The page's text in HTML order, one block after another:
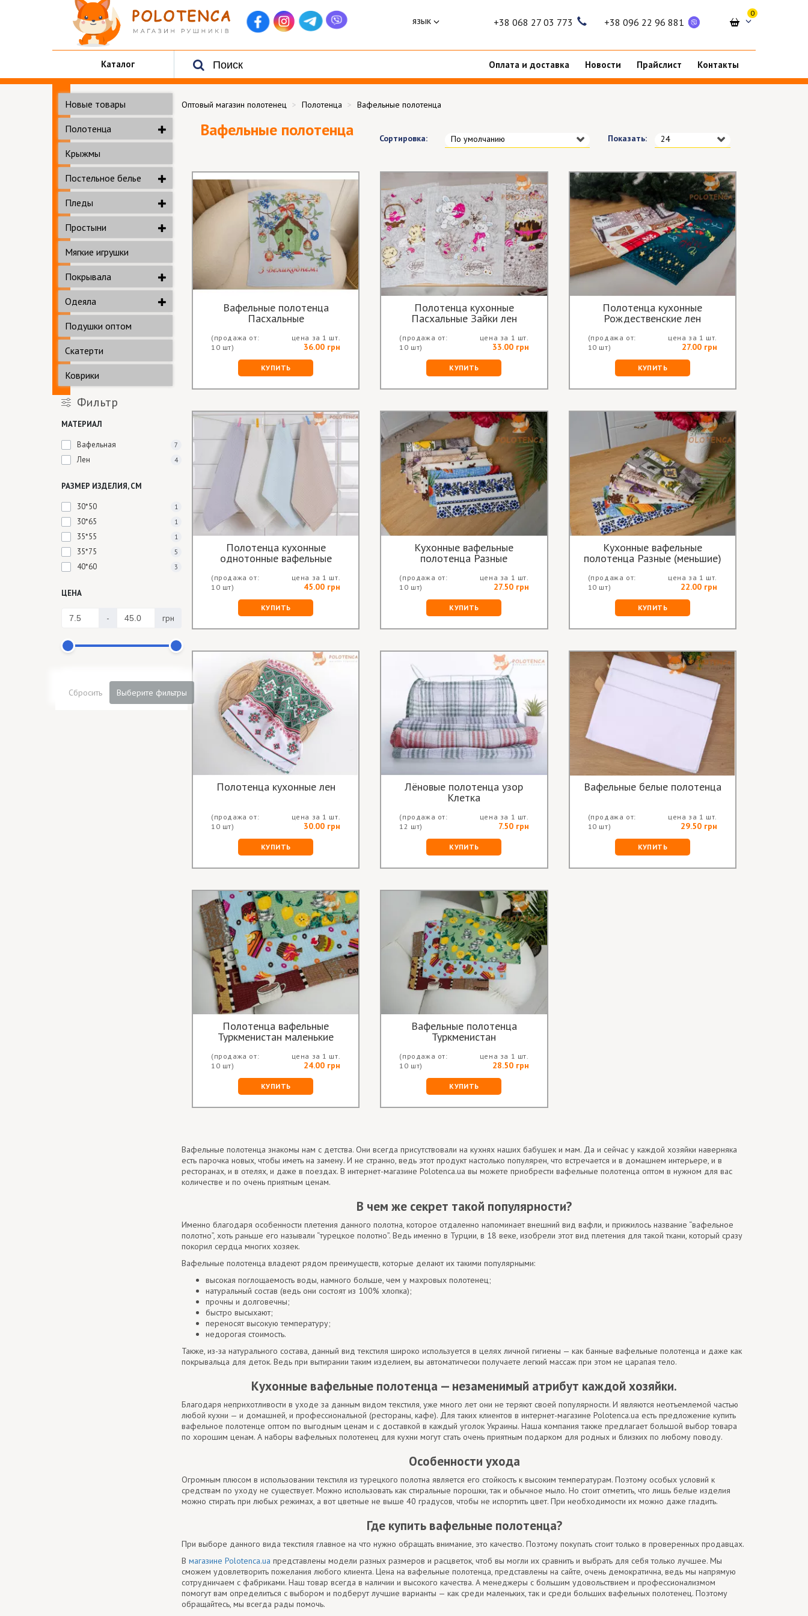
язык +38 068 27 03 773 +38 096 22 96 881
0
Каталог Оплата и доставка Новости Прайслист Контакты
Новые товары
Полотенца
Крыжмы
Постельное белье
Пледы
Простыни
Мягкие игрушки
Покрывала
Одеяла
Подушки оптом
Скатерти
Коврики
Фильтр
МАТЕРИАЛ
Вафельная
7
Лен 4
РАЗМЕР ИЗДЕЛИЯ, СМ
30*50
1
30*65 1
35*55 1
35*75 5
40*60 3
ЦЕНА
- грн
Сбросить Выберите фильтры
Оптовый магазин полотенец Полотенца Вафельные полотенца
Вафельные полотенца Сортировка: По умолчанию Показать: 24
Вафельные полотенца
Пасхальные
(продажа от:
10 шт)
цена за 1 шт.
36.00 грн
КУПИТЬ
Полотенца кухонные
Пасхальные Зайки лен
(продажа от:
10 шт)
цена за 1 шт.
33.00 грн
КУПИТЬ
Полотенца кухонные
Рождественские лен
(продажа от:
10 шт)
цена за 1 шт.
27.00 грн
КУПИТЬ
Полотенца кухонные
однотонные вафельные
(продажа от:
10 шт)
цена за 1 шт.
45.00 грн
КУПИТЬ
Кухонные вафельные
полотенца Разные
(продажа от:
10 шт)
цена за 1 шт.
27.50 грн
КУПИТЬ
Кухонные вафельные
полотенца Разные (меньшие)
(продажа от:
10 шт)
цена за 1 шт.
22.00 грн
КУПИТЬ
Полотенца кухонные лен
(продажа от:
10 шт)
цена за 1 шт.
30.00 грн
КУПИТЬ
Лёновые полотенца узор
Клетка
(продажа от:
12 шт)
цена за 1 шт.
7.50 грн
КУПИТЬ
Вафельные белые полотенца
(продажа от:
10 шт)
цена за 1 шт.
29.50 грн
КУПИТЬ
Полотенца вафельные
Туркменистан маленькие
(продажа от:
10 шт)
цена за 1 шт.
24.00 грн
КУПИТЬ
Вафельные полотенца
Туркменистан
(продажа от:
10 шт)
цена за 1 шт.
28.50 грн
КУПИТЬ
Вафельные полотенца знакомы нам с детства. Они всегда присутствовали на кухнях наших бабушек и мам. Да и сейчас у каждой хозяйки наверняка
есть парочка новых, чтобы иметь на замену. И не странно, ведь этот продукт настолько популярен, что встречается и в домашнем интерьере, и в
ресторанах, и в отелях, и даже в поездах. В интернет-магазине Polotenca.ua вы можете приобрести вафельные полотенца оптом в нужном для вас
количестве и по очень приятным ценам.
В чем же секрет такой популярности?
Именно благодаря особенности плетения данного полотна, которое отдаленно напоминает внешний вид вафли, и прижилось название “вафельное
полотно”, хоть раньше его называли “турецкое полотно”. Ведь именно в Турции, в 18 веке, изобрели этот вид плетения для такой ткани, который сразу
покорил сердца многих хозяек.
Вафельные полотенца владеют рядом преимуществ, которые делают их такими популярными:
высокая поглощаемость воды, намного больше, чем у махровых полотенец;
натуральный состав (ведь они состоят из 100% хлопка);
прочны и долговечны;
быстро высыхают;
переносят высокую температуру;
недорогая стоимость.
Также, из-за натурального состава, данный вид текстиля широко используется в целях личной гигиены — как банные вафельные полотенца и даже как
покрывальца для деток. Ведь при вытирании таким изделием, вы автоматически получаете легкий массаж при этом не царапая тело.
Кухонные вафельные полотенца — незаменимый атрибут каждой хозяйки.
Благодаря неприхотливости в уходе за данным видом текстиля, уже много лет они не теряют своей популярности. И являются неотъемлемой частью
любой кухни — и домашней, и профессиональной (рестораны, кафе). Для таких клиентов в интернет-магазине Polotenca.ua есть предложение купить
вафельное полотенце оптом по выгодным ценам и с доставкой в каждый уголок Украины. Наша компания также предлагает большой выбор товара
по хорошим ценам. А наборы вафельных полотенец для кухни могут стать очень приятным подарком для родных и близких по любому поводу.
Особенности ухода
Огромным плюсом в использовании текстиля из турецкого полотна является его стойкость к высоким температурам. Поэтому особых условий к
средствам по уходу не существует. Можно использовать как стиральные порошки, так и обычное мыло. Но стоит отметить, что лишь белые изделия
можно стирать при любых режимах, а вот цветные не выше 40 градусов, чтобы не испортить цвет. При необходимости их можно даже гладить.
Где купить вафельные полотенца?
При выборе данного вида текстиля главное на что нужно обращать внимание, это качество. Поэтому покупать стоит только в проверенных продавцах.
В магазине Polotenca.ua представлены модели разных размеров и расцветок, чтоб вы могли их сравнить и выбрать для себя только лучшее. Мы
сможем удовлетворить пожелания любого клиента. Цена на вафельные полотенца, представлены на сайте, очень демократична, ведь мы напрямую
сотрудничаем с фабриками. Наш товар всегда в наличии и высокого качества. А менеджеры с большим удовольствием и профессионализмом
помогут вам определиться с выбором и подберут лучшие варианты — как среди маленьких, так и среди больших вафельных полотенец. Поэтому
обращайтесь, мы всегда рады помочь.